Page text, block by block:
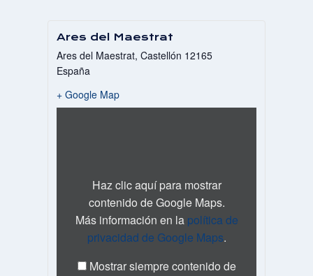
Ares del Maestrat
Ares del Maestrat, Castellón 12165
España
+ Google Map
mostrando
dirección
Maestrat»
desde
Haz clic aquí para mostrar
contenido de Google Maps.
Más información en la política de
privacidad de Google Maps.
Mostrar siempre contenido de